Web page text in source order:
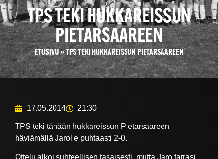
TPS TEKI HUKKAREISSUN
PIETARSAAREEN
ETUSIVU»TPS TEKI HUKKAREISSUN PIETARSAAREEN
17.05.2014 21:30
TPS teki tänään hukkareissun Pietarsaareen
häviämällä Jarolle puhtaasti 2-0.
Ottelu alkoi suhteellisen tasaisesti, mutta Jaro tarrasi